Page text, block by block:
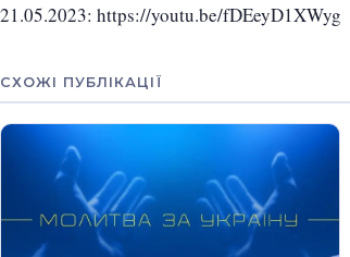
21.05.2023: https://youtu.be/fDEeyD1XWyg
СХОЖІ ПУБЛІКАЦІЇ